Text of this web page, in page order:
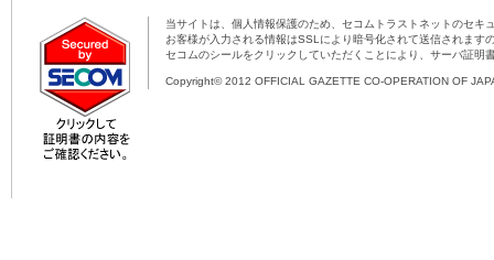
当サイトは、個人情報保護のため、セコムトラストネットのセキ
お客様が入力される情報はSSLにより暗号化されて送信されま
セコムのシールをクリックしていただくことにより、サーバ証明
Copyright© 2012 OFFICIAL GAZETTE CO-OPERATION OF